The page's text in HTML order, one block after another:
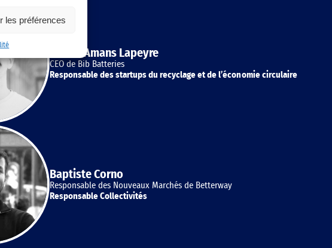
les préférences
Pierre-Amans Lapeyre
CEO de Bib Batteries
Responsable des startups du recyclage et de l’économie circulaire
Baptiste Corno
Responsable des Nouveaux Marchés de Betterway
Responsable Collectivités